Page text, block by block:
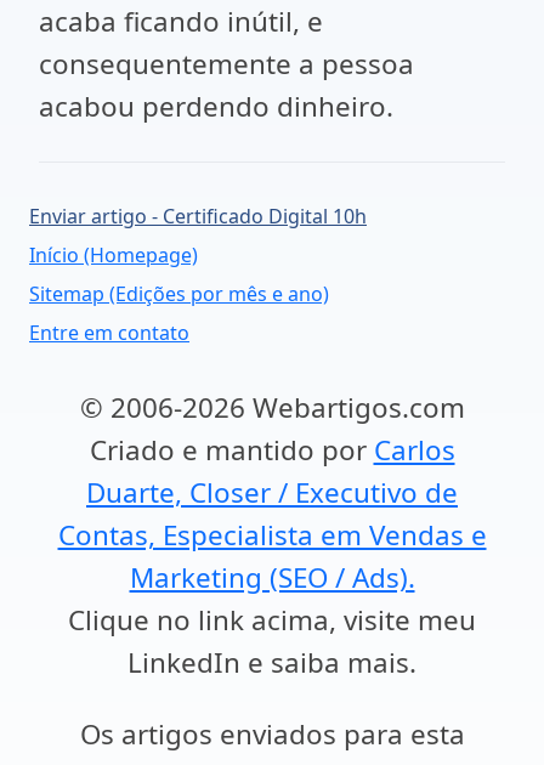
acaba ficando inútil, e
consequentemente a pessoa
acabou perdendo dinheiro.
Enviar artigo - Certificado Digital 10h
Início (Homepage)
Sitemap (Edições por mês e ano)
Entre em contato
© 2006-2026 Webartigos.com
Criado e mantido por Carlos
Duarte, Closer / Executivo de
Contas, Especialista em Vendas e
Marketing (SEO / Ads).
Clique no link acima, visite meu
LinkedIn e saiba mais.
Os artigos enviados para esta